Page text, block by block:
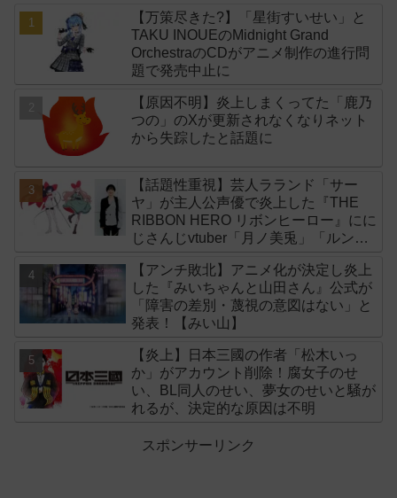
【万策尽きた?】「星街すいせい」と
TAKU INOUEのMidnight Grand
OrchestraのCDがアニメ制作の進行問
題で発売中止に
【原因不明】炎上しまくってた「鹿乃
つの」のXが更新されなくなりネット
から失踪したと話題に
【話題性重視】芸人ラランド「サー
ヤ」が主人公声優で炎上した『THE
RIBBON HERO リボンヒーロー』にに
じさんじvtuber「月ノ美兎」「ルンル
【アンチ敗北】アニメ化が決定し炎上
した『みいちゃんと山田さん』公式が
「障害の差別・蔑視の意図はない」と
発表！【みい山】
【炎上】日本三國の作者「松木いっ
か」がアカウント削除！腐女子のせ
い、BL同人のせい、夢女のせいと騒が
れるが、決定的な原因は不明
スポンサーリンク